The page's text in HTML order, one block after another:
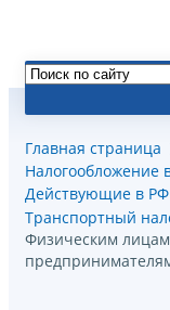
Главная страница
Налогообложение
Действующие в
Транспортный
Физическим